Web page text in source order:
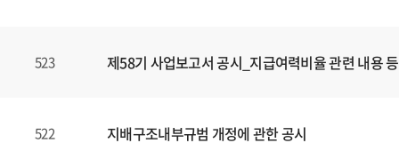
523 제58기 사업보고서 공시_지급여력비율 관련 내용
522 지배구조내부규범 개정에 관한 공시